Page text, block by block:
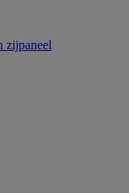
zijpaneel